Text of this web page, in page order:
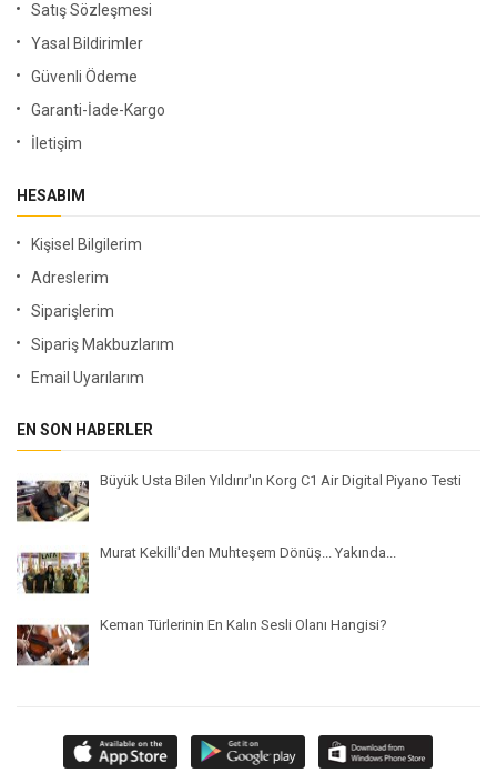
Satış Sözleşmesi
Yasal Bildirimler
Güvenli Ödeme
Garanti-İade-Kargo
İletişim
HESABIM
Kişisel Bilgilerim
Adreslerim
Siparişlerim
Sipariş Makbuzlarım
Email Uyarılarım
EN SON HABERLER
Büyük Usta Bilen Yıldırır'ın Korg C1 Air Digital Piyano Testi
Murat Kekilli'den Muhteşem Dönüş... Yakında...
Keman Türlerinin En Kalın Sesli Olanı Hangisi?